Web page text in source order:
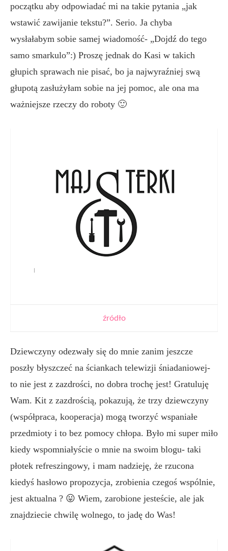
początku aby odpowiadać mi na takie pytania „jak
wstawić zawijanie tekstu?”. Serio. Ja chyba
wysłałabym sobie samej wiadomość- „Dojdź do tego
samo smarkulo”:) Proszę jednak do Kasi w takich
głupich sprawach nie pisać, bo ja najwyraźniej swą
głupotą zasłużyłam sobie na jej pomoc, ale ona ma
ważniejsze rzeczy do roboty 🙂
źródło
Dziewczyny odezwały się do mnie zanim jeszcze
poszły błyszczeć na ściankach telewizji śniadaniowej-
to nie jest z zazdrości, no dobra trochę jest! Gratuluję
Wam. Kit z zazdrością, pokazują, że trzy dziewczyny
(współpraca, kooperacja) mogą tworzyć wspaniałe
przedmioty i to bez pomocy chłopa. Było mi super miło
kiedy wspomniałyście o mnie na swoim blogu- taki
płotek refreszingowy, i mam nadzieję, że rzucona
kiedyś hasłowo propozycja, zrobienia czegoś wspólnie,
jest aktualna ? 😛 Wiem, zarobione jesteście, ale jak
znajdziecie chwilę wolnego, to jadę do Was!